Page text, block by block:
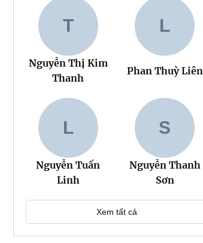
T
Nguyễn Thị Kim
Thanh
L
Phan Thuỳ Liên
L
Nguyễn Tuấn
Linh
S
Nguyễn Thanh
Sơn
Xem tất cả